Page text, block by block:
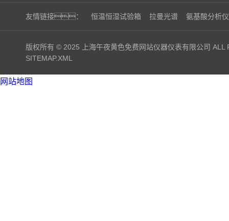
友情链接： 恒温恒湿试验箱 拉曼光谱 氨基酸分析仪
版权所有 © 2025 上海午夜黄色免费网站仪器仪表有限公司 ALL
SITEMAP.XML
网站地图